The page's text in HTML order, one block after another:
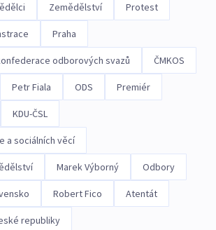
Zemědělství Protest
Praha
odborových svazů ČMKOS
Petr Fiala ODS Premiér
KDU-ČSL
a sociálních věcí
Marek Výborný Odbory
Robert Fico Atentát
republiky